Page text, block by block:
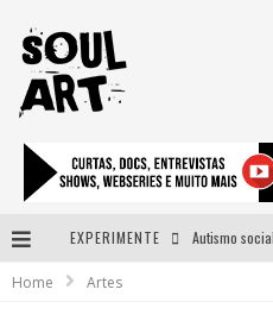
EXPERIMENTE
Home Artes